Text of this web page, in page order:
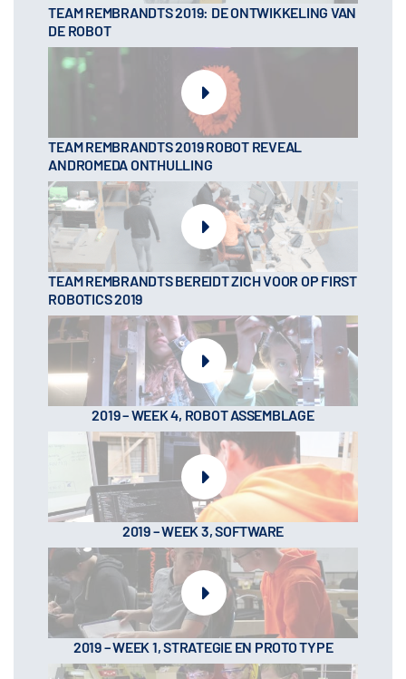
TEAM REMBRANDTS 2019: DE ONTWIKKELING VAN
DE ROBOT
TEAM REMBRANDTS 2019 ROBOT REVEAL
ANDROMEDA ONTHULLING
TEAM REMBRANDTS BEREIDT ZICH VOOR OP FIRST
ROBOTICS 2019
2019 – WEEK 4, ROBOT ASSEMBLAGE
2019 – WEEK 3, SOFTWARE
2019 – WEEK 1, STRATEGIE EN PROTO TYPE